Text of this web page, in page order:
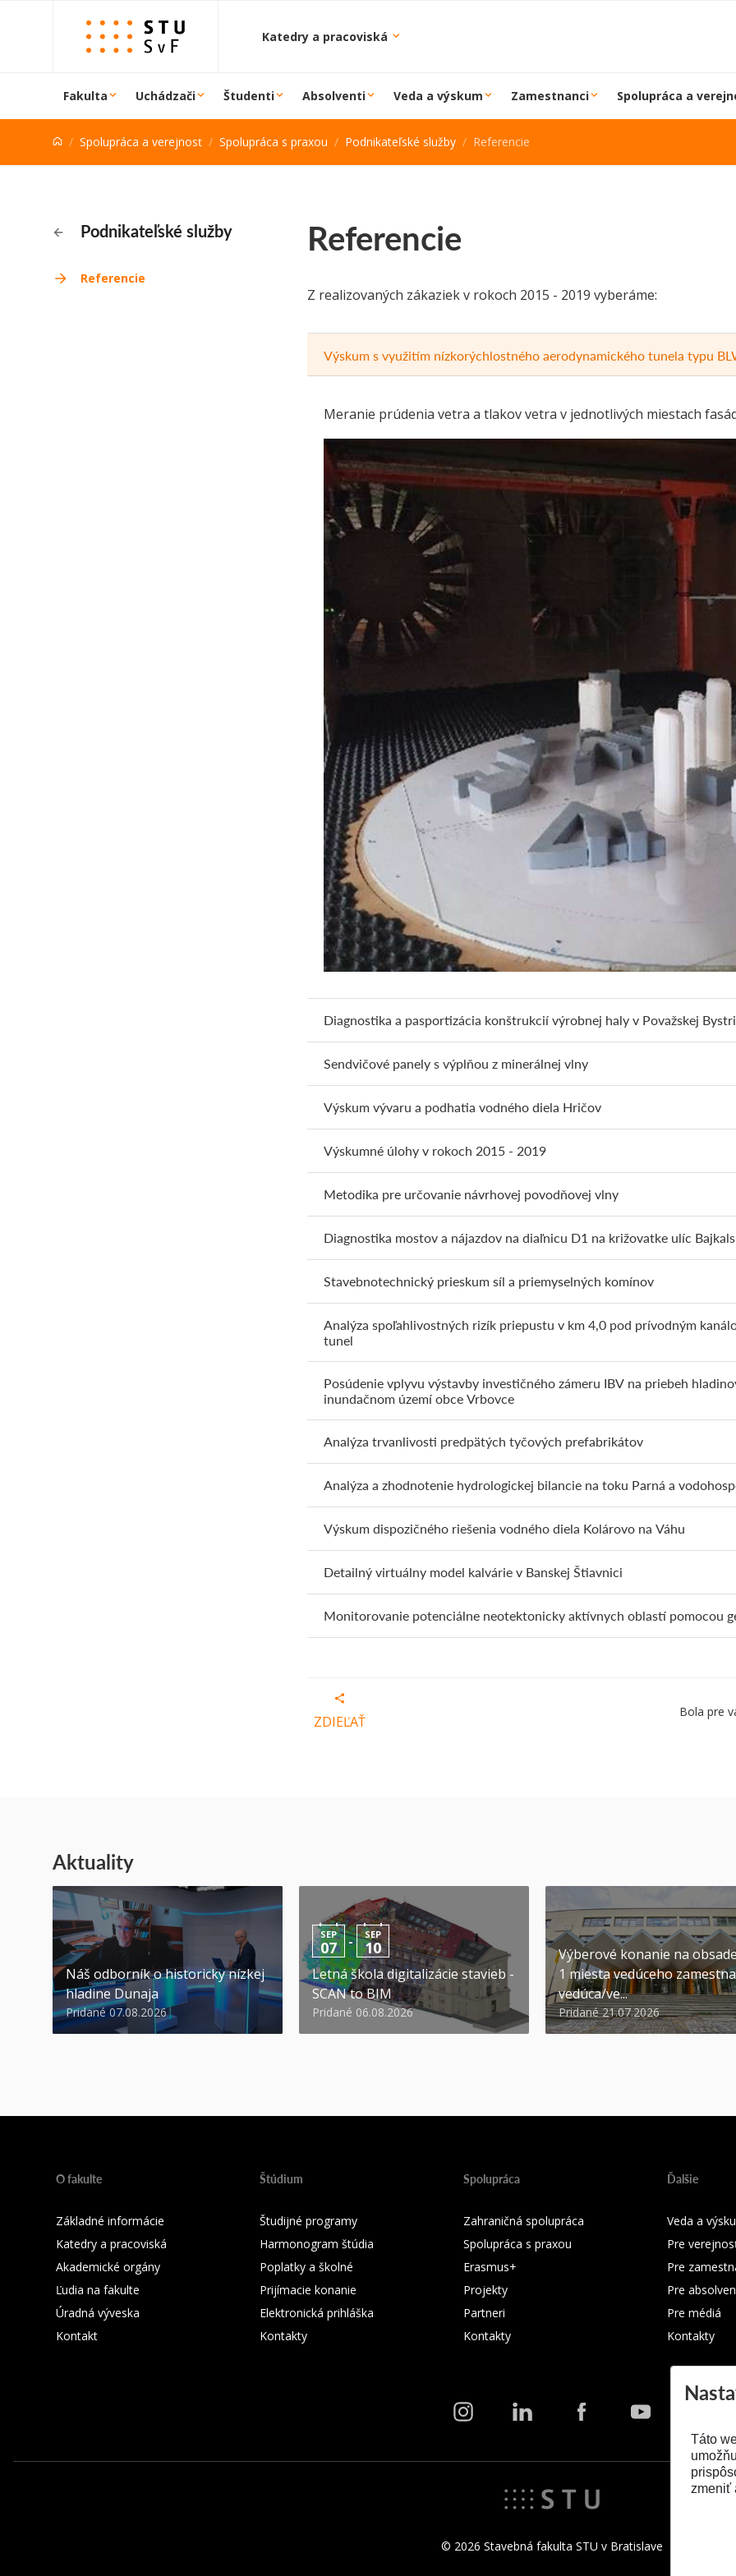
Prejsť na obsah
Katedry a pracoviská
Fakulta Uchádzači Študenti Absolventi Veda a výskum Zamestnanci Spolupráca a
Spolupráca a verejnosť Spolupráca s praxou Podnikateľské služby Referencie
Podnikateľské služby
Referencie
Referencie
Z realizovaných zákaziek v rokoch 2015 - 2019 vyberáme:
Výskum s využitím nízkorýchlostného aerodynamického tunela typu
Meranie prúdenia vetra a tlakov vetra v jednotlivých miestach
Diagnostika a pasportizácia konštrukcií výrobnej haly v Považskej
Sendvičové panely s výplňou z minerálnej vlny
Výskum vývaru a podhatia vodného diela Hričov
Výskumné úlohy v rokoch 2015 - 2019
Metodika pre určovanie návrhovej povodňovej vlny
Diagnostika mostov a nájazdov na diaľnicu D1 na križovatke ulíc
Stavebnotechnický prieskum síl a priemyselných komínov
Analýza spoľahlivostných rizík priepustu v km 4,0 pod prívodným
tunel
Posúdenie vplyvu výstavby investičného zámeru IBV na priebeh
inundačnom území obce Vrbovce
Analýza trvanlivosti predpätých tyčových prefabrikátov
Analýza a zhodnotenie hydrologickej bilancie na toku Parná a
Výskum dispozičného riešenia vodného diela Kolárovo na Váhu
Detailný virtuálny model kalvárie v Banskej Štiavnici
Monitorovanie potenciálne neotektonicky aktívnych oblastí pomocou
ZDIEĽAŤ
Bola pre
Aktuality
Náš odborník o historicky nízkej
hladine Dunaja
Pridané 07.08.2026
SEP
07 - SEP
10
Letná škola digitalizácie stavieb -
SCAN to BIM
Pridané 06.08.2026
Výberové konanie na
1 miesta vedúceho
vedúca/ve...
Pridané 21.07.2026
O fakulte
Základné informácie
Katedry a pracoviská
Akademické orgány
Ľudia na fakulte
Úradná výveska
Kontakt
Štúdium
Študijné programy
Harmonogram štúdia
Poplatky a školné
Prijímacie konanie
Elektronická prihláška
Kontakty
Spolupráca
Zahraničná spolupráca
Spolupráca s praxou
Erasmus+
Projekty
Partneri
Kontakty
Ďalšie
Veda a
Pre
Pre
Pre
Pre médiá
Kontakty
© 2026 Stavebná fakulta STU v Bratislave
Táto
zmeniť